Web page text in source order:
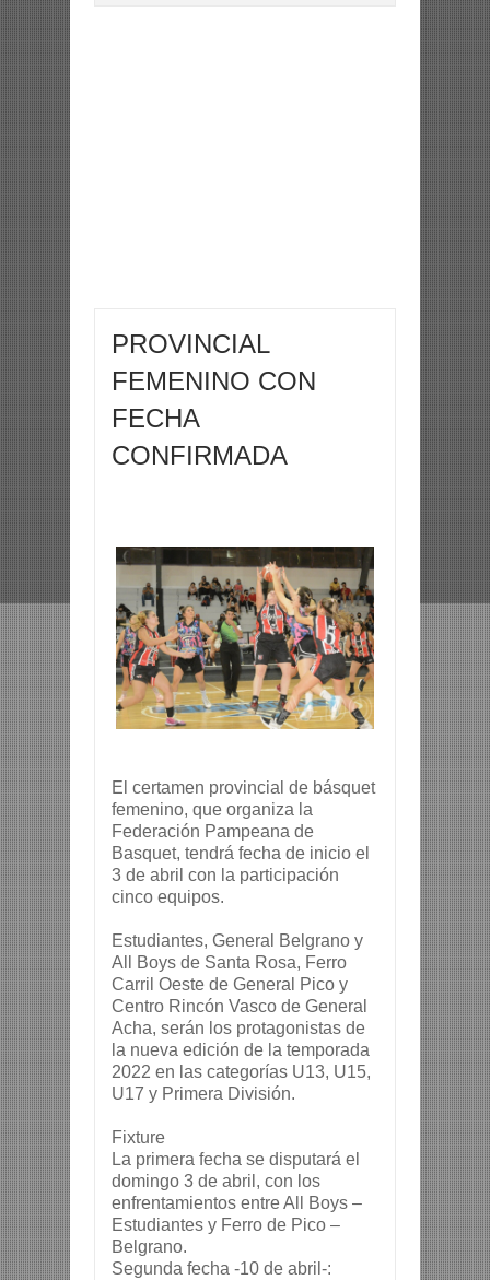
PROVINCIAL
FEMENINO CON
FECHA
CONFIRMADA
El certamen provincial de básquet
femenino, que organiza la
Federación Pampeana de
Basquet, tendrá fecha de inicio el
3 de abril con la participación
cinco equipos.
Estudiantes, General Belgrano y
All Boys de Santa Rosa, Ferro
Carril Oeste de General Pico y
Centro Rincón Vasco de General
Acha, serán los protagonistas de
la nueva edición de la temporada
2022 en las categorías U13, U15,
U17 y Primera División.
Fixture
La primera fecha se disputará el
domingo 3 de abril, con los
enfrentamientos entre All Boys –
Estudiantes y Ferro de Pico –
Belgrano.
Segunda fecha -10 de abril-: